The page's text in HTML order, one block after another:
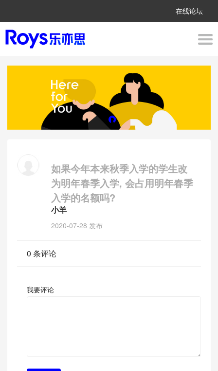
在线论坛
如果今年本来秋季入学的学生改
为明年春季入学, 会占用明年春季
入学的名额吗?
小羊
2020-07-28 发布
0 条评论
我要评论